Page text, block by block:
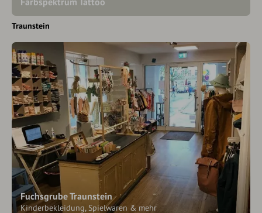
Traunstein
Fuchsgrube Traunstein
Kinderbekleidung, Spielwaren & mehr